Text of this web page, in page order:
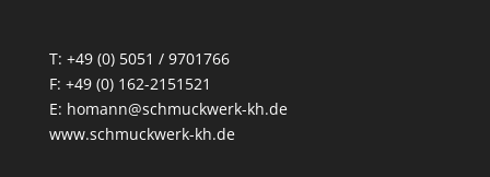
T: +49 (0) 5051 / 9701766
F: +49 (0) 162-2151521
E: homann@schmuckwerk-kh.de
www.schmuckwerk-kh.de